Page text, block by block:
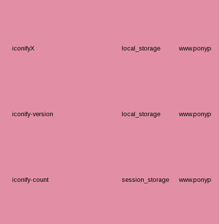
iconifyX local_storage
iconify-version local_storage
iconify-count session_storage